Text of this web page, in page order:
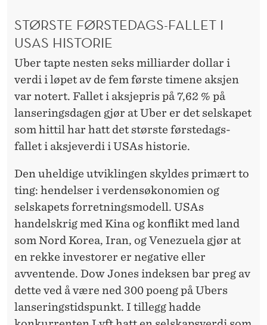
STØRSTE FØRSTEDAGS-FALLET I
USAS HISTORIE
Uber tapte nesten seks milliarder dollar i
verdi i løpet av de fem første timene aksjen
var notert. Fallet i aksjepris på 7,62 % på
lanseringsdagen gjør at Uber er det selskapet
som hittil har hatt det største førstedags-
fallet i aksjeverdi i USAs historie.
Den uheldige utviklingen skyldes primært to
ting: hendelser i verdensøkonomien og
selskapets forretningsmodell. USAs
handelskrig med Kina og konflikt med land
som Nord Korea, Iran, og Venezuela gjør at
en rekke investorer er negative eller
avventende. Dow Jones indeksen bar preg av
dette ved å være ned 300 poeng på Ubers
lanseringstidspunkt. I tillegg hadde